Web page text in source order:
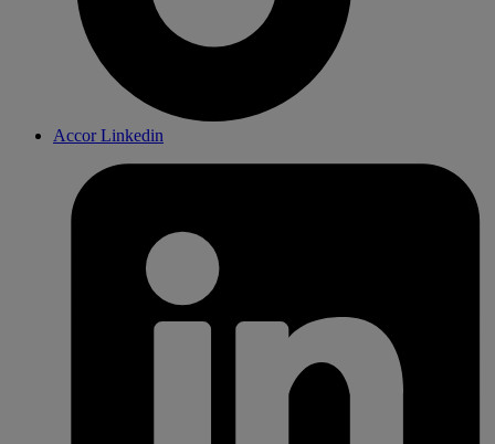
Accor Linkedin